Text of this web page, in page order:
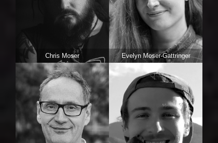
Chris Moser Evelyn Moser-Gattringer